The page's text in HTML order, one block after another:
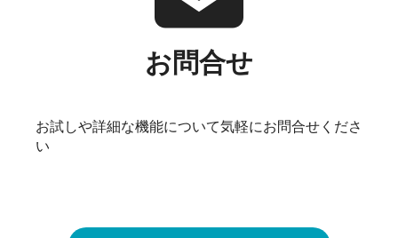
お問合せ
お試しや詳細な機能について気軽にお問合せくださ
い